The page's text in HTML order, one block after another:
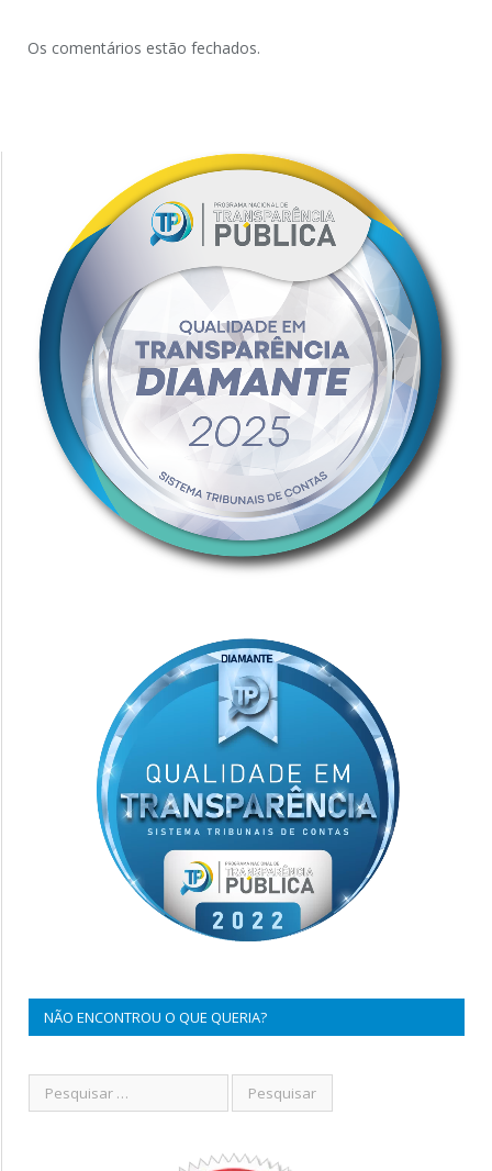
Os comentários estão fechados.
NÃO ENCONTROU O QUE QUERIA?